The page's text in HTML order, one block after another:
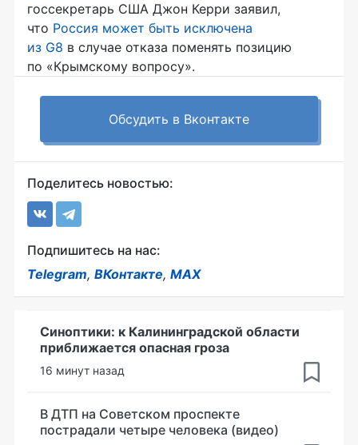
госсекретарь США Джон Керри заявил,
что Россия может быть исключена
из G8 в случае отказа поменять позицию
по «Крымскому вопросу».
Обсудить в Вконтакте
Поделитесь новостью:
Подпишитесь на нас:
Telegram, ВКонтакте, MAX
Синоптики: к Калининградской области
приближается опасная гроза
16 минут назад
В ДТП на Советском проспекте
пострадали четыре человека (видео)